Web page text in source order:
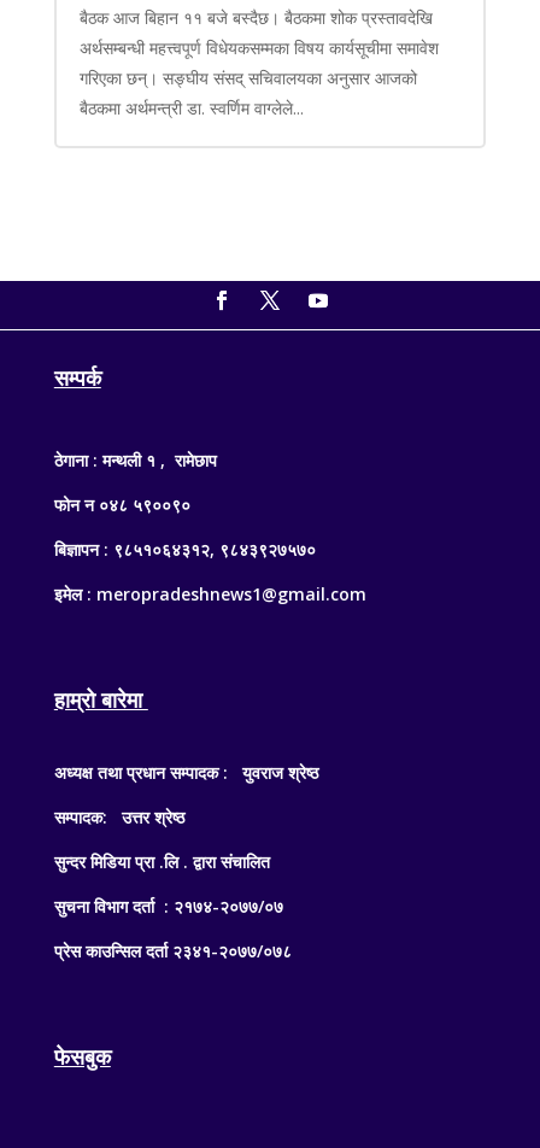
बैठक आज बिहान ११ बजे बस्दैछ। बैठकमा शोक प्रस्तावदेखि
अर्थसम्बन्धी महत्त्वपूर्ण विधेयकसम्मका विषय कार्यसूचीमा समावेश
गरिएका छन्। सङ्घीय संसद् सचिवालयका अनुसार आजको
बैठकमा अर्थमन्त्री डा. स्वर्णिम वाग्लेले...
सम्पर्क
ठेगाना : मन्थली १ , रामेछाप
फोन न ०४८ ५९००९०
बिज्ञापन : ९८५१०६४३१२, ९८४३९२७५७०
इमेल : meropradeshnews1@gmail.com
हाम्रो बारेमा
अध्यक्ष तथा प्रधान सम्पादक : युवराज श्रेष्ठ
सम्पादक: उत्तर श्रेष्ठ
सुन्दर मिडिया प्रा .लि . द्वारा संचालित
सुचना विभाग दर्ता : २१७४-२०७७/०७
प्रेस काउन्सिल दर्ता २३४१-२०७७/०७८
फेसबुक